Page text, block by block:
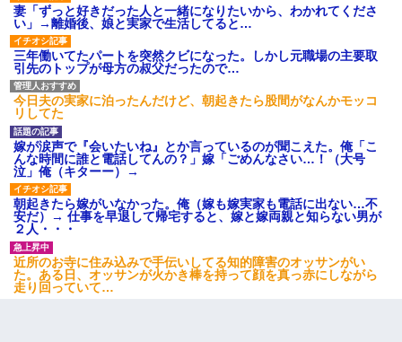
200万を貸したコウトから、追加で400万の申し込み、私「無理。
義弟より娘たちが大事」旦那「娘たちが成人したら別れよう」私
（は？）
妻「ずっと好きだった人と一緒になりたいから、わかれてくださ
い」→離婚後、娘と実家で生活してると…
三年働いてたパートを突然クビになった。しかし元職場の主要取
引先のトップが母方の叔父だったので…
今日夫の実家に泊ったんだけど、朝起きたら股間がなんかモッコ
リしてた
嫁が涙声で『会いたいね』とか言っているのが聞こえた。俺「こ
んな時間に誰と電話してんの？」嫁「ごめんなさい…！（大号
泣」俺（キターー）→
朝起きたら嫁がいなかった。俺（嫁も嫁実家も電話に出ない…不
安だ）→ 仕事を早退して帰宅すると、嫁と嫁両親と知らない男が
２人・・・
近所のお寺に住み込みで手伝いしてる知的障害のオッサンがい
た。ある日、オッサンが火かき棒を持って顔を真っ赤にしながら
走り回っていて…